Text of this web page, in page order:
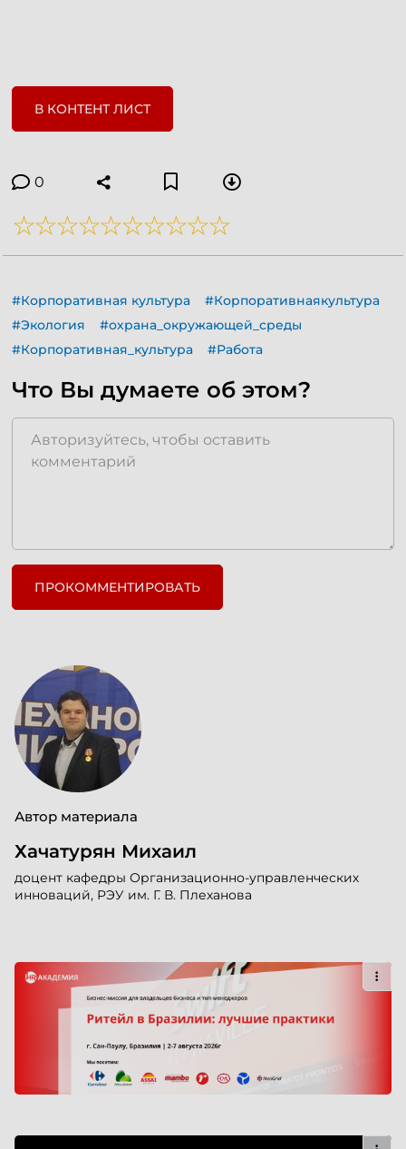
Автор материала
Хачатурян Михаил
доцент кафедры Организационно-управленческих
инноваций, РЭУ им. Г. В. Плеханова
В КОНТЕНТ ЛИСТ
0
#Корпоративная культура
#Корпоративнаякультура
#Экология
#охрана_окружающей_среды
#Корпоративная_культура
#Работа
Что Вы думаете об этом?
ПРОКОММЕНТИРОВАТЬ